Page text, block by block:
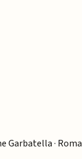
Garbatella · Roma